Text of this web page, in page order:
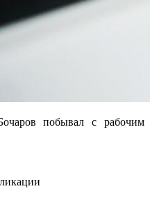
побывал с рабочим